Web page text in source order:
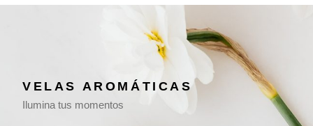
VELAS AROMÁTICAS
Ilumina tus momentos